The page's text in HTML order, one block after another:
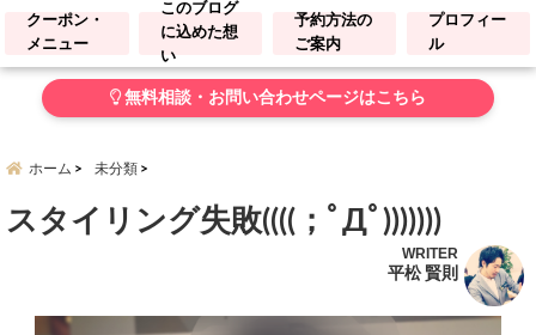
クーポン・
メニュー
このブログ
に込めた想
い
予約方法の
ご案内
プロフィー
ル
無料相談・お問い合わせページはこちら
ホーム 未分類
スタイリング失敗((((；ﾟДﾟ)))))))
WRITER
平松 賢則